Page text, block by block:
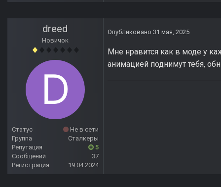
dreed
Новичок
Статус
Не в сети
Группа
Сталкеры
Репутация
5
Сообщений
37
Регистрация
19.04.2024
Опубликовано 31 мая, 2025
Мне нравится как в моде у
анимацией поднимут тебя,